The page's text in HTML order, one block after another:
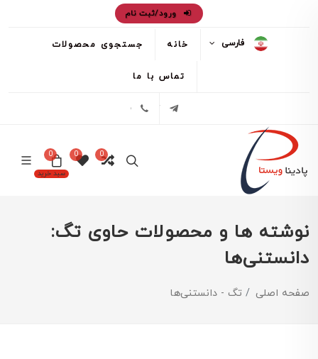
ورود/ثبت نام
فارسی خانه جستجوی محصولات
تماس با ما
تلگرام
0
0
سبد خرید
0
نوشته ها و محصولات حاوی تگ:
دانستنی‌ها
صفحه اصلی تگ - دانستنی‌ها